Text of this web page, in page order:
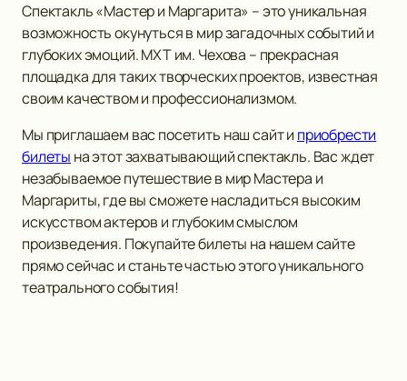
Спектакль «Мастер и Маргарита» – это уникальная
возможность окунуться в мир загадочных событий и
глубоких эмоций. МХТ им. Чехова – прекрасная
площадка для таких творческих проектов, известная
своим качеством и профессионализмом.
Мы приглашаем вас посетить наш сайт и приобрести
билеты на этот захватывающий спектакль. Вас ждет
незабываемое путешествие в мир Мастера и
Маргариты, где вы сможете насладиться высоким
искусством актеров и глубоким смыслом
произведения. Покупайте билеты на нашем сайте
прямо сейчас и станьте частью этого уникального
театрального события!